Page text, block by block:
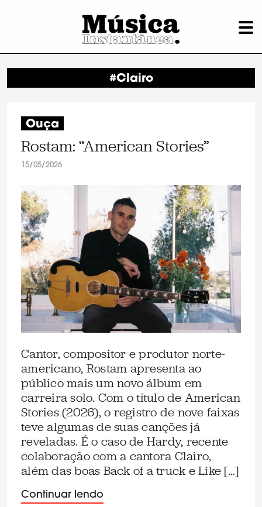
#Clairo
Ouça
Rostam: “American Stories”
15/05/2026
Cantor, compositor e produtor norte-
americano, Rostam apresenta ao
público mais um novo álbum em
carreira solo. Com o título de American
Stories (2026), o registro de nove faixas
teve algumas de suas canções já
reveladas. É o caso de Hardy, recente
colaboração com a cantora Clairo,
além das boas Back of a truck e Like […]
Continuar lendo